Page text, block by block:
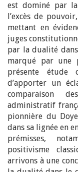
est dominé par
l’excès de
mettant en
juges
par la dualité
marqué par une
présente étude
d’apporter un
comparaison
administratif
pionnière du
dans sa lignée en
prémisses,
positivisme
arrivons à une